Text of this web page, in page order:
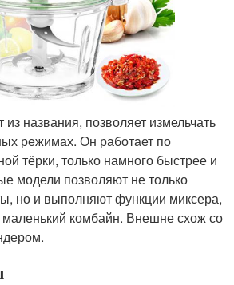
из названия, позволяет измельчать
режимах. Он работает по
тёрки, только намного быстрее и
модели позволяют не только
но и выполняют функции миксера,
маленький комбайн. Внешне схож со